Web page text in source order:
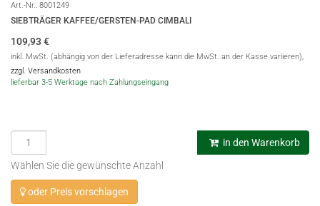
Art.-Nr.: 8001249
SIEBTRÄGER KAFFEE/GERSTEN-PAD CIMBALI
109,93 €
inkl. MwSt. (abhängig von der Lieferadresse kann die MwSt. an der Kasse variieren),
zzgl. Versandkosten
lieferbar 3-5 Werktage nach Zahlungseingang
in den Warenkorb
Wählen Sie die gewünschte Anzahl
oder Preis vorschlagen